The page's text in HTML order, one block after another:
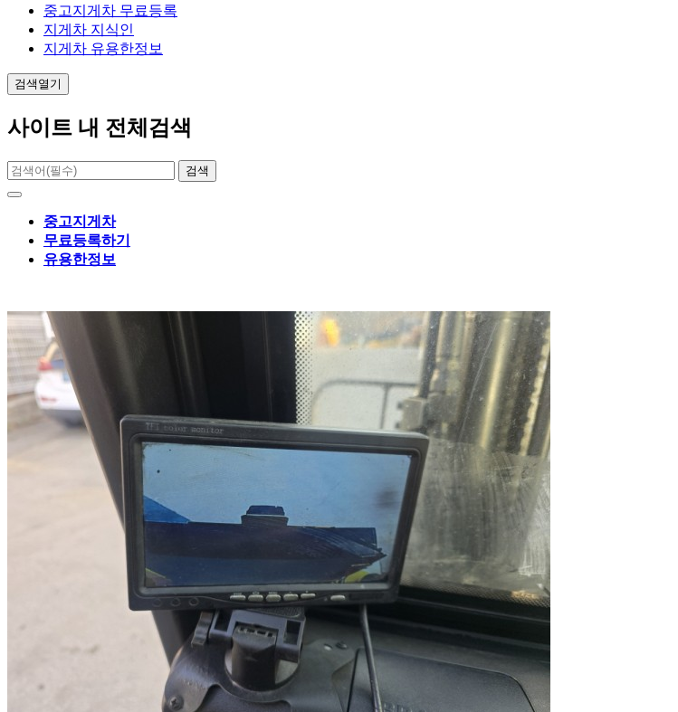
중고지게차 무료등록
지게차 지식인
지게차 유용한정보
검색열기
사이트 내 전체검색
검색
중고지게차
무료등록하기
유용한정보